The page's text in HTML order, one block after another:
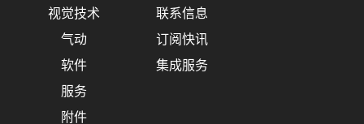
视觉技术
气动
软件
服务
附件
联系信息
订阅快讯
集成服务